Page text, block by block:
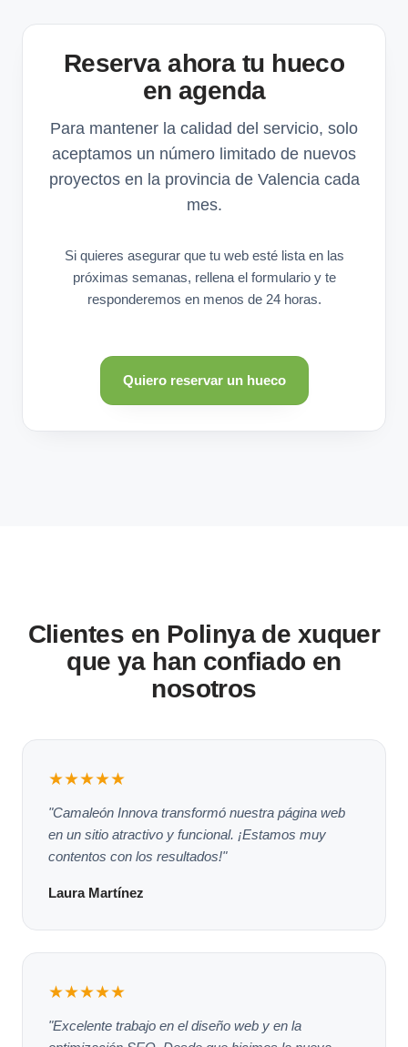
Reserva ahora tu hueco
en agenda
Para mantener la calidad del servicio, solo
aceptamos un número limitado de nuevos
proyectos en la provincia de Valencia cada
mes.
Si quieres asegurar que tu web esté lista en las
próximas semanas, rellena el formulario y te
responderemos en menos de 24 horas.
Quiero reservar un hueco
Clientes en Polinya de xuquer
que ya han confiado en
nosotros
★★★★★
"Camaleón Innova transformó nuestra página web
en un sitio atractivo y funcional. ¡Estamos muy
contentos con los resultados!"
Laura Martínez
★★★★★
"Excelente trabajo en el diseño web y en la